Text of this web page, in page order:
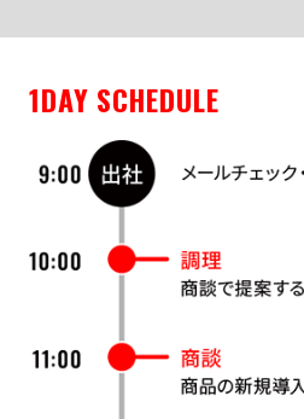
1DAY SCHEDULE